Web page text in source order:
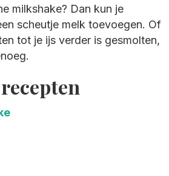
milkshake? Dan kun je
scheutje melk toevoegen. Of
tot je ijs verder is gesmolten,